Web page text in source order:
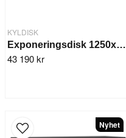
KYLDISK
Exponeringsdisk 1250x1207x(h)971 mm Velastra 230 m³
43 190 kr
Nyhet